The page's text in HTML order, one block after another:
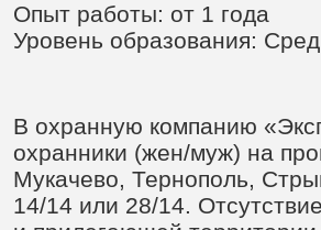
Опыт работы: от 1 года
Уровень образования:
В охранную компанию
охранники (жен/муж) на
Мукачево, Тернополь,
14/14 или 28/14.